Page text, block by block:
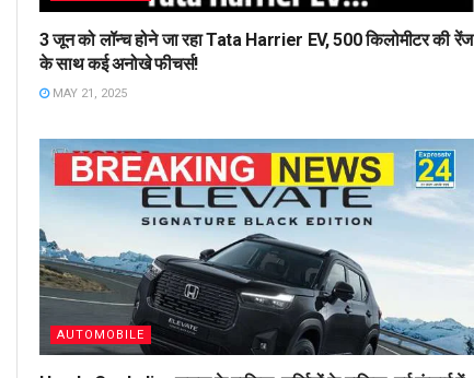
3 जून को लॉन्च होने जा रहा Tata Harrier EV, 500 किलोमीटर की रेंज
के साथ कई अनोखे फीचर्स!
MAY 21, 2025
AUTOMOBILE